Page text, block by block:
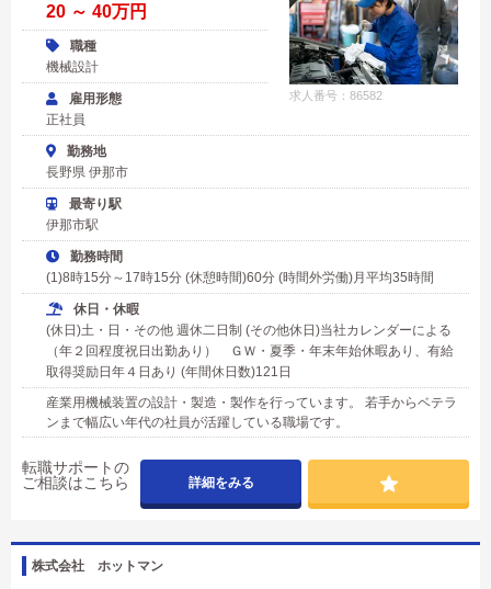
求人番号：86582
20 ～ 40万円
職種
機械設計
雇用形態
正社員
勤務地
長野県 伊那市
最寄り駅
伊那市駅
勤務時間
(1)8時15分～17時15分 (休憩時間)60分 (時間外労働)月平均35時間
休日・休暇
(休日)土・日・その他 週休二日制 (その他休日)当社カレンダーによる
（年２回程度祝日出勤あり） ＧＷ・夏季・年末年始休暇あり、有給
取得奨励日年４日あり (年間休日数)121日
産業用機械装置の設計・製造・製作を行っています。 若手からベテラ
ンまで幅広い年代の社員が活躍している職場です。
転職サポートの
ご相談はこちら
詳細をみる
株式会社 ホットマン